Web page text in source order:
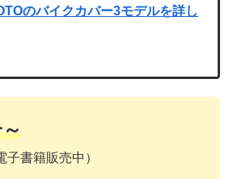
のバイクカバー3モデルを詳し
子書籍販売中）